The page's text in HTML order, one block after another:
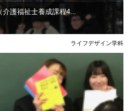
護福祉士養成課程4...
ライフデザイン学科